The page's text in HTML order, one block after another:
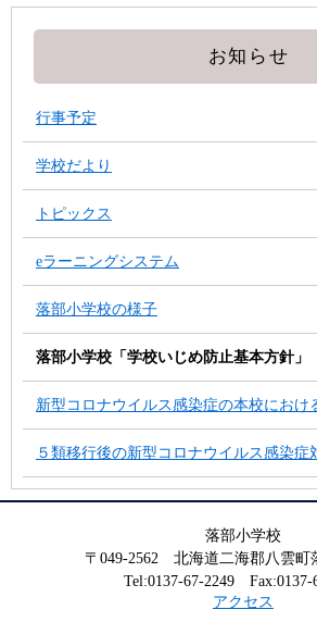
お知らせ
行事予定
学校だより
トピックス
eラーニングシステム
落部小学校の様子
落部小学校「学校いじめ防止基本方針」
新型コロナウイルス感染症の本校におけ
５類移行後の新型コロナウイルス感染症
落部小学校
〒049-2562 北海道二海郡八雲町
Tel:0137-67-2249 Fax:0137-
アクセス